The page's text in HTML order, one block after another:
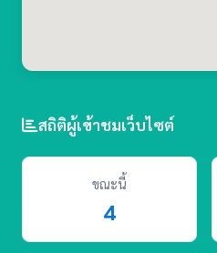
สถิติผู้เข้าชมเว็บไซต์
ขณะนี้
4